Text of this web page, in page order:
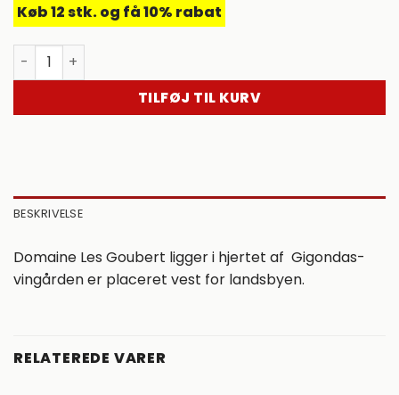
Køb 12 stk. og få 10% rabat
2019 Gigondas Cuveé Florence Magnum, Goubert.
TILFØJ TIL KURV
BESKRIVELSE
Domaine Les Goubert ligger i hjertet af Gigondas-
vingården er placeret vest for landsbyen.
RELATEREDE VARER